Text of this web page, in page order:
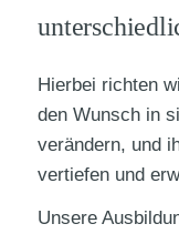
Hierbei richten
den Wunsch in
verändern, und
vertiefen und
Unsere